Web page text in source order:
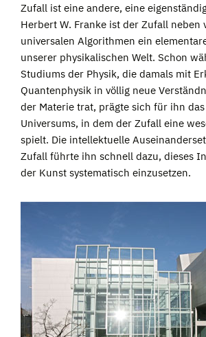
Zufall ist eine andere, eine
Herbert W. Franke ist der Zufall neben
universalen Algorithmen ein
unserer physikalischen Welt. Schon
Studiums der Physik, die damals mit
Quantenphysik in völlig neue
der Materie trat, prägte sich für ihn
Universums, in dem der Zufall eine
spielt. Die intellektuelle
Zufall führte ihn schnell dazu, dieses
der Kunst systematisch einzusetzen.